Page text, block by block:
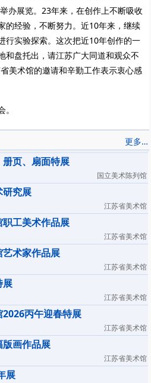
办展览。23年来，在创作上不断吸收
的经验，不断努力。近10年来，继续
行实验探索。这次把近10年创作的一
和盘托出，请江苏广大同道和观众不
美术馆的邀请和辛勤工作表示衷心感
更多…
页、扇面特展
国立美术陈列馆
究展
江苏省美术馆
工美术作品展
江苏省美术馆
术家作品展
江苏省美术馆
展
江苏省美术馆
丙午迎春特展
江苏省美术馆
画作品展
江苏省美术馆
展